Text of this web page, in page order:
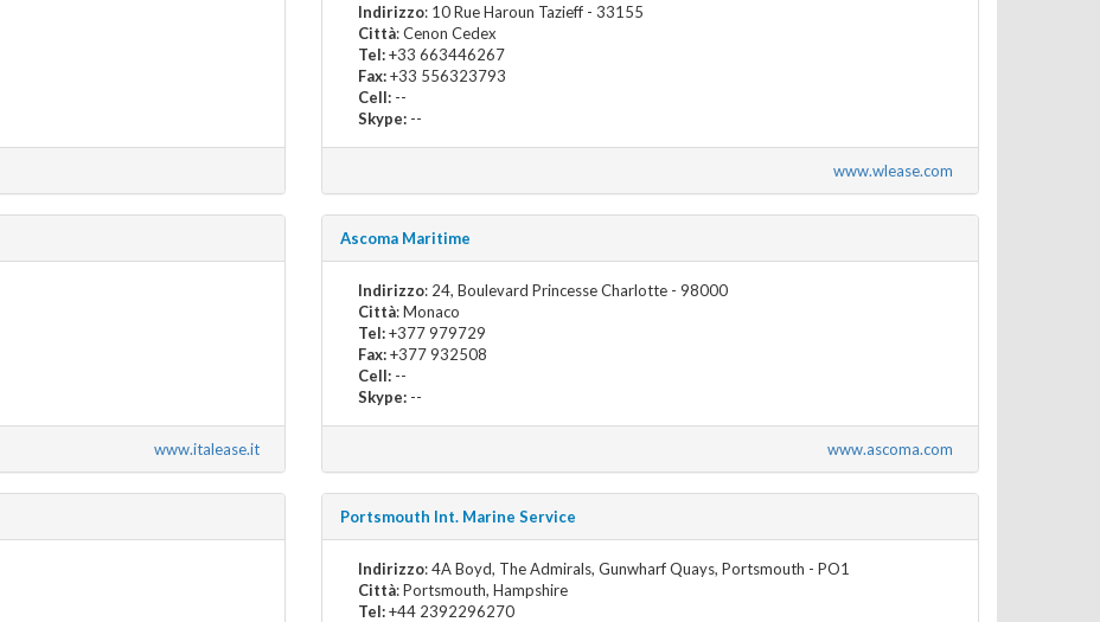
Indirizzo: 10 Rue Haroun Tazieff - 33155
Città: Cenon Cedex
Tel:+33 663446267
Fax:+33 556323793
Cell: --
Skype: --
www.wlease.com
www.italease.it
Ascoma Maritime
Indirizzo: 24, Boulevard Princesse Charlotte - 98000
Città: Monaco
Tel:+377 979729
Fax:+377 932508
Cell: --
Skype: --
www.ascoma.com
Portsmouth Int. Marine Service
Indirizzo: 4A Boyd, The Admirals, Gunwharf Quays, Portsmouth - PO1
Città: Portsmouth, Hampshire
Tel:+44 2392296270